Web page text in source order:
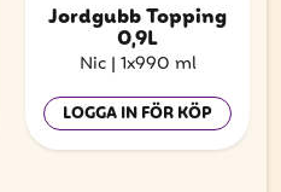
Jordgubb Topping
0,9L
Nic | 1x990 ml
LOGGA IN FÖR KÖP